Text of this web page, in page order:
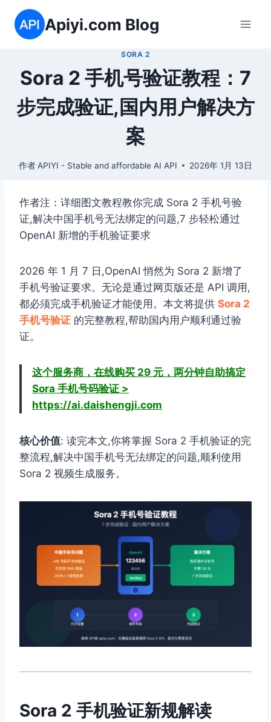
Apiyi.com Blog
SORA 2
Sora 2 手机号验证教程：7
步完成验证,国内用户解决方
案
作者 APIYI - Stable and affordable AI API 2026年 1月 13日
作者注：详细图文教程教你完成 Sora 2 手机号验
证,解决中国手机号无法绑定的问题,7 步轻松通过
OpenAI 新增的手机验证要求
2026 年 1 月 7 日,OpenAI 悄然为 Sora 2 新增了
手机号验证要求。无论是通过网页版还是 API 调用,
都必须完成手机验证才能使用。本文将提供 Sora 2
手机号验证 的完整教程,帮助国内用户顺利通过验
证。
这个服务商，在线购买 29 元，两分钟自助搞定
Sora 手机号码验证 >
https://ai.daishengji.com
核心价值: 读完本文,你将掌握 Sora 2 手机验证的完
整流程,解决中国手机号无法绑定的问题,顺利使用
Sora 2 视频生成服务。
Sora 2 手机验证新规解读